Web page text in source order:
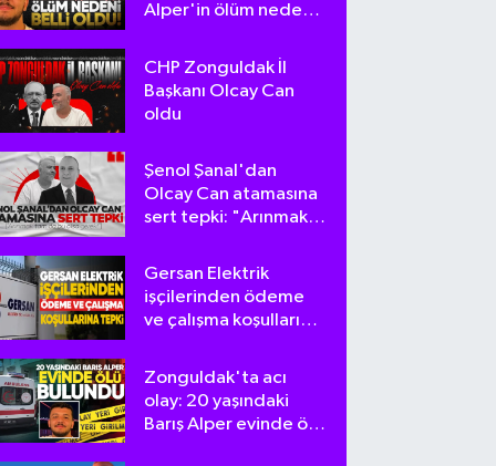
Alper'in ölüm nedeni
CHP Zonguldak İl
Başkanı Olcay Can
oldu
Şenol Şanal'dan
Olcay Can atamasına
sert tepki: "Arınmak
gerek!"
Gersan Elektrik
işçilerinden ödeme
ve çalışma koşullarına
Zonguldak'ta acı
olay: 20 yaşındaki
Barış Alper evinde ölü